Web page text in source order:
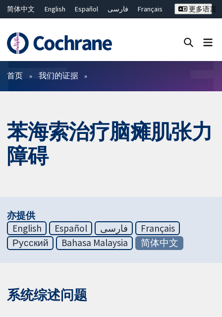
简体中文 English Español فارسی
Français
ไทย
繁體中文
更多语言
过滤
首页 我们的证据
苯海索治疗脑瘫肌张力
障碍
亦提供
English
Español فارسی
Français
Русский
Bahasa Malaysia 简体中文
系统综述问题